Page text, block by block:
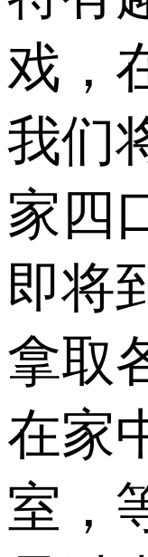
戏，
我们
家四
即将
拿取
在家
室，